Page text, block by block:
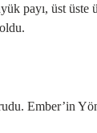
payı, üst